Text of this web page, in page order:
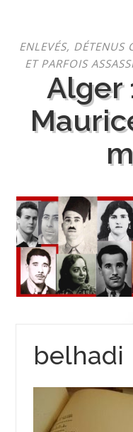
contenu
ENLEVÉS, DÉTENUS
ET PARFOIS
Alger
belhadi